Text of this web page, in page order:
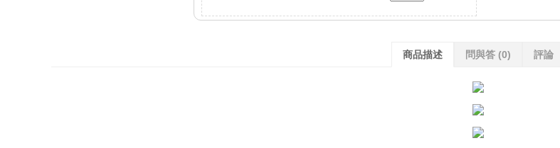
商品描述 問與答 (0) 評論